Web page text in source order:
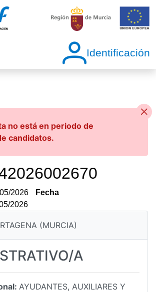
Identificación
no está en periodo de
candidatos.
2026
Fecha
2026
(MURCIA)
A
AYUDANTES, AUXILIARES Y